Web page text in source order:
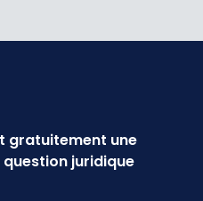
gratuitement une
juridique